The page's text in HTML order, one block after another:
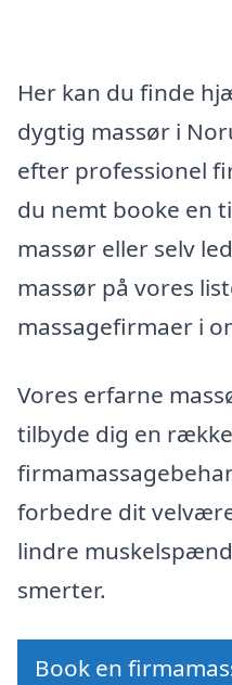
Her kan du finde
dygtig massør i
efter professionel
du nemt booke en
massør eller selv
massør på vores
massagefirmaer i
Vores erfarne
tilbyde dig en række
forbedre dit
lindre
smerter.
Book en